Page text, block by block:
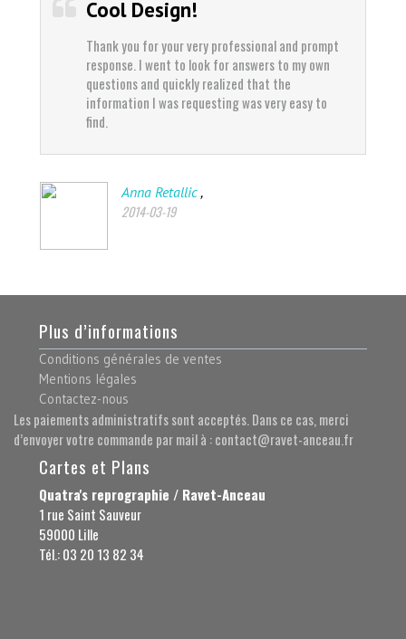
Cool Design!
Thank you for your very professional and prompt
response. I went to look for answers to my own
questions and quickly realized that the
information I was requesting was very easy to
find.
Anna Retallic ,
2014-03-19
Plus d’informations
Conditions générales de ventes
Mentions légales
Contactez-nous
Les paiements administratifs sont acceptés. Dans ce cas, merci
d’envoyer votre commande par mail à : contact@ravet-anceau.fr
Cartes et Plans
Quatra's reprographie / Ravet-Anceau
1 rue Saint Sauveur
59000 Lille
Tél.: 03 20 13 82 34